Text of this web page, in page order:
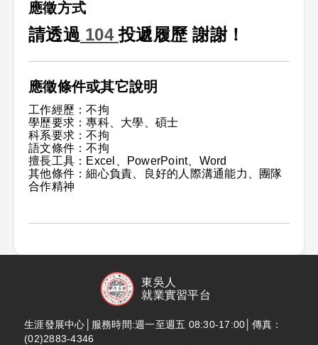
應徵方式
請透過 104投遞履歷 謝謝！
應徵條件或其它說明
工作經歷：不拘
學歷要求：專科、大學、碩士
科系要求：不拘
語文條件：不拘
擅長工具：Excel、PowerPoint、Word
其他條件：細心負責、良好的人際溝通能力、團隊
合作精神
東吳人
就業實習平台
生涯發展中心│服務時間:週一至週五 08:30-17:00│傳真：
(02)2883-4346